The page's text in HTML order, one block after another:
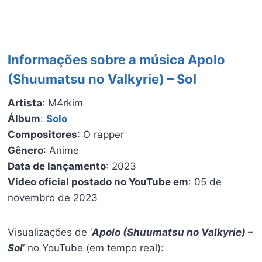
Informações sobre a música Apolo
(Shuumatsu no Valkyrie) – Sol
Artista: M4rkim
Álbum: Solo
Compositores: O rapper
Gênero: Anime
Data de lançamento: 2023
Vídeo oficial postado no YouTube em: 05 de
novembro de 2023
Visualizações de ‘Apolo (Shuumatsu no Valkyrie) –
Sol‘ no YouTube (em tempo real):